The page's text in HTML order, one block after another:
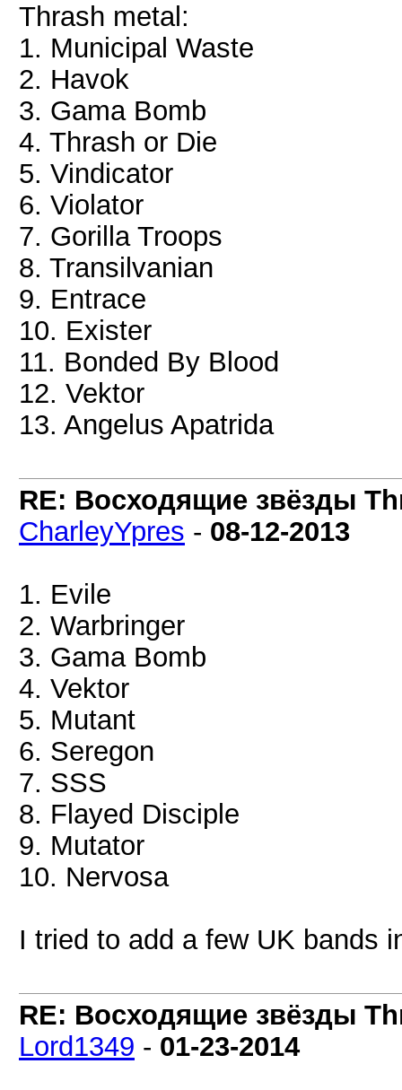
Thrash metal:
1. Municipal Waste
2. Havok
3. Gama Bomb
4. Thrash or Die
5. Vindicator
6. Violator
7. Gorilla Troops
8. Transilvanian
9. Entrace
10. Exister
11. Bonded By Blood
12. Vektor
13. Angelus Apatrida
RE: Восходящие звёзды
CharleyYpres - 08-12-2013
1. Evile
2. Warbringer
3. Gama Bomb
4. Vektor
5. Mutant
6. Seregon
7. SSS
8. Flayed Disciple
9. Mutator
10. Nervosa
I tried to add a few UK bands
RE: Восходящие звёзды
Lord1349 - 01-23-2014